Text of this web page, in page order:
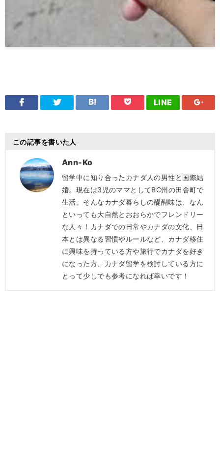
LINE
この記事を書いた人
Ann-Ko
留学中に知り合ったカナダ人の男性と国際結
婚。現在は3児のママとしてBC州の田舎町で
生活。そんなカナダ暮らしの醍醐味は、なん
といっても大自然とおおらかでフレンドリー
な人々！カナダでの日常やカナダの文化、日
本とは異なる習慣やルールなど、カナダ移住
に興味を持っている方や旅行でカナダを好き
になった方、カナダ留学を検討している方に
とって少しでも参考になれば幸いです！